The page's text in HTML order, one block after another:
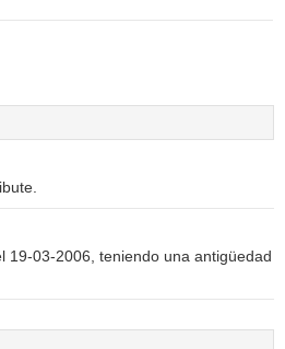
19-03-2006, teniendo una antigüedad